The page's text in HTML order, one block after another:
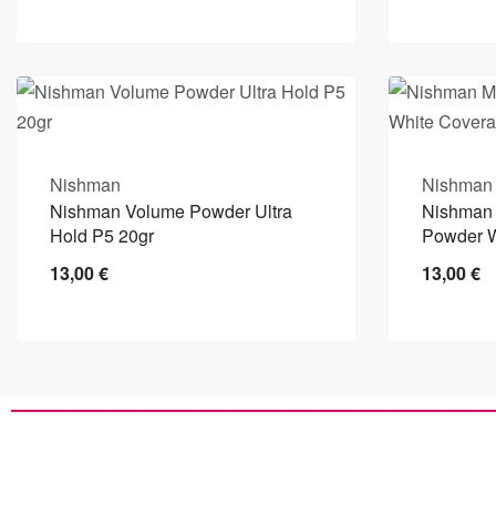
Nishman
Nishman Volume Powder Ultra
Hold P5 20gr
13,00€
Nishman
Powder
13,00€